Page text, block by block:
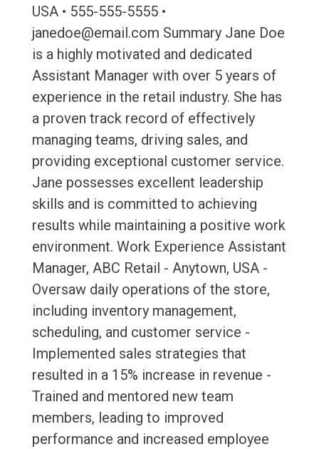
USA • 555-555-5555 •
janedoe@email.com Summary Jane Doe
is a highly motivated and dedicated
Assistant Manager with over 5 years of
experience in the retail industry. She has
a proven track record of effectively
managing teams, driving sales, and
providing exceptional customer service.
Jane possesses excellent leadership
skills and is committed to achieving
results while maintaining a positive work
environment. Work Experience Assistant
Manager, ABC Retail - Anytown, USA -
Oversaw daily operations of the store,
including inventory management,
scheduling, and customer service -
Implemented sales strategies that
resulted in a 15% increase in revenue -
Trained and mentored new team
members, leading to improved
performance and increased employee